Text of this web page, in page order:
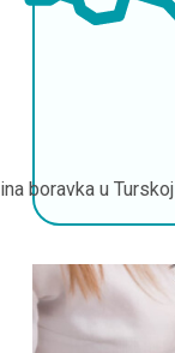
boravka u Turskoj